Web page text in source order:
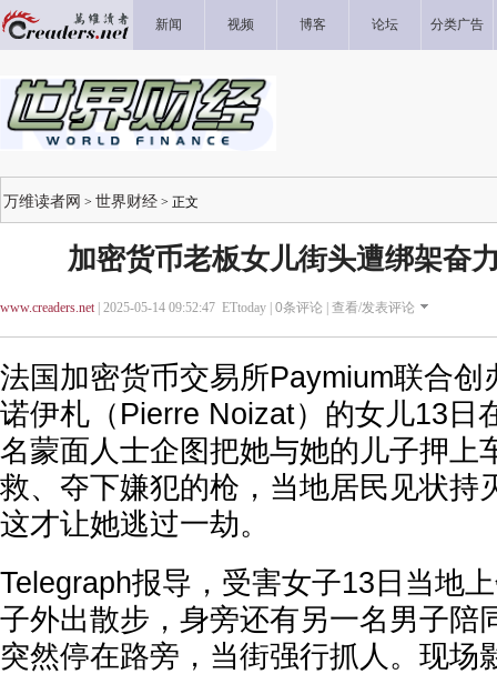
新闻 视频 博客 论坛 分类广告
万维读者网 > 世界财经 > 正文
加密货币老板女儿街头遭绑架奋
www.creaders.net| 2025-05-14 09:52:47 ETtoday | 0条评论 | 查看/发表评论
法国加密货币交易所Paymium联合创
诺伊札（Pierre Noizat）的女儿13日
名蒙面人士企图把她与她的儿子押上
救、夺下嫌犯的枪，当地居民见状持
这才让她逃过一劫。
Telegraph报导，受害女子13日当地
子外出散步，身旁还有另一名男子陪
突然停在路旁，当街强行抓人。现场